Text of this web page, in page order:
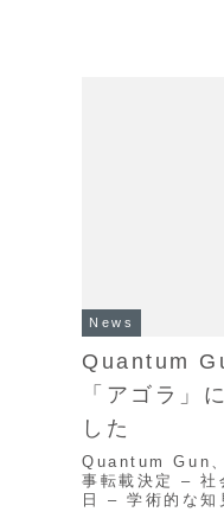
News
Quantum
「アゴラ」
した
Quantum Gun
事転載決定 – 社
日 – 学術的な知